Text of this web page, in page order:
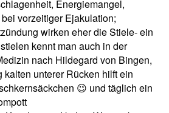
Energiemangel,
vorzeitiger Ejakulation;
wirken eher die Stiele- ein
kennt man auch in der
nach Hildegard von Bingen,
kalten unterer Rücken hilft ein
😉 und täglich ein